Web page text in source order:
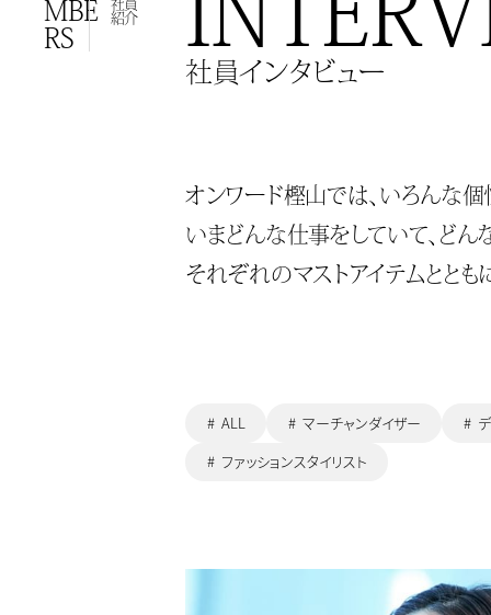
MBE
RS
社員
紹介
社員インタビュー
オンワード樫山では、いろんな
いまどんな仕事をしていて、どん
それぞれのマストアイテムととも
ALL マーチャンダイザー
ファッションスタイリスト